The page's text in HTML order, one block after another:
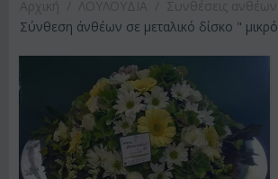
Σύνθεση άνθέων σε μεταλικό δίσκο "